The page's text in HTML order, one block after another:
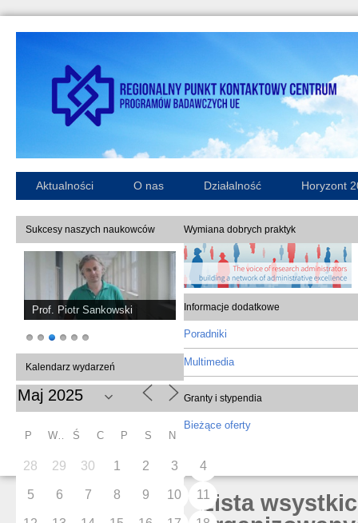
Aktualności O nas Działalność Horyzont
Sukcesy naszych naukowców
Prof. Piotr Sankowski
Kalendarz wydarzeń
P Ś C P S N
28 29 30 1 2 3 4
5 6 7 8 9 10 11
Wymiana dobrych praktyk
Informacje dodatkowe
Poradniki
Multimedia
Granty i stypendia
Bieżące oferty
Lista